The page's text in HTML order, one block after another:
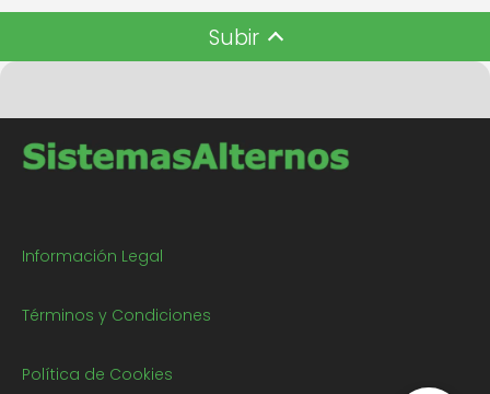
Subir
Información Legal
Términos y Condiciones
Política de Cookies